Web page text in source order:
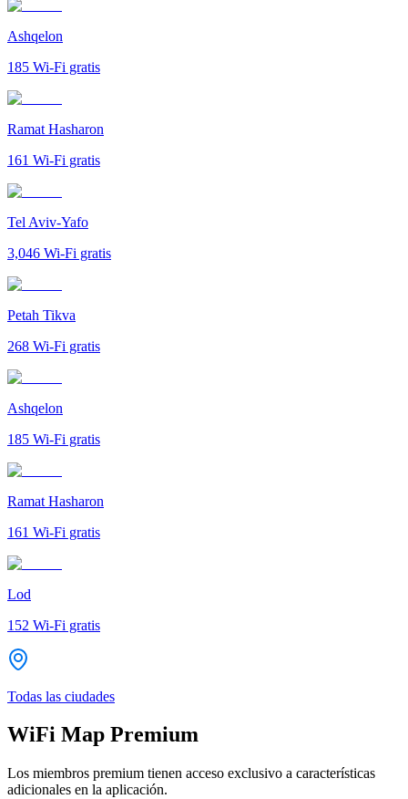
Ashqelon
185 Wi-Fi gratis
Ramat Hasharon
161 Wi-Fi gratis
Tel Aviv-Yafo
3,046 Wi-Fi gratis
Petah Tikva
268 Wi-Fi gratis
Ashqelon
185 Wi-Fi gratis
Ramat Hasharon
161 Wi-Fi gratis
Lod
152 Wi-Fi gratis
Todas las ciudades
WiFi Map Premium
Los miembros premium tienen acceso exclusivo a características
adicionales en la aplicación.